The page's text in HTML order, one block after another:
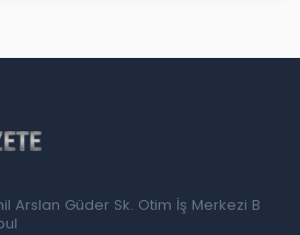
Arslan Güder Sk. Otim İş Merkezi B